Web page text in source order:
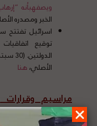
ويصفهبأنه“
الخبر ومصدره
اسرائيل تفتتح
توقيع
الأصلي،هنا
مراسيم
صادرة عن جهات